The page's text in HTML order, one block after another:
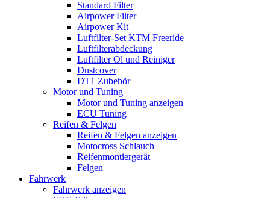
Standard Filter
Airpower Filter
Airpower Kit
Luftfilter-Set KTM Freeride
Luftfilterabdeckung
Luftfilter Öl und Reiniger
Dustcover
DT1 Zubehör
Motor und Tuning
Motor und Tuning anzeigen
ECU Tuning
Reifen & Felgen
Reifen & Felgen anzeigen
Motocross Schlauch
Reifenmontiergerät
Felgen
Fahrwerk
Fahrwerk anzeigen